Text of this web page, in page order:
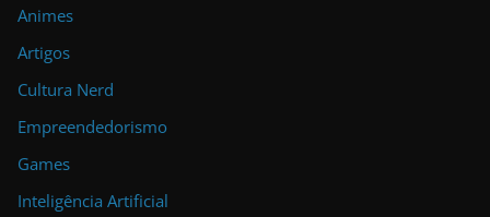
Animes
Artigos
Cultura Nerd
Empreendedorismo
Games
Inteligência Artificial